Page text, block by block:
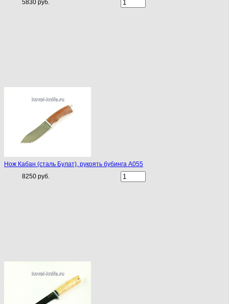
5830 руб.
Нож Кабан (сталь Булат), рукоять бубинга A055
8250 руб.